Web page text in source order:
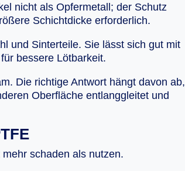
nicht als Opfermetall; der Schutz
Schichtdicke erforderlich.
und Sinterteile. Sie lässt sich gut mit
bessere Lötbarkeit.
Die richtige Antwort hängt davon ab,
Oberfläche entlanggleitet und
schaden als nutzen.